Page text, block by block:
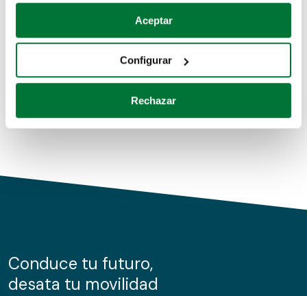
Si lo permite, también quisiéramos:
Recopilar información sobre su ubicación geográfica
Identificar su dispositivo analizándolo activamente
para buscar características específicas (huellas
Obtenga más información sobre cómo se procesan sus
de cookies.
información sobre el uso que haga del sitio web con
nuestros partners de redes sociales, publicidad y análisis
Aceptar
Configurar
Rechazar
Coches de segunda mano
Coches de km0
Conduce tu futuro,
desata tu movilidad